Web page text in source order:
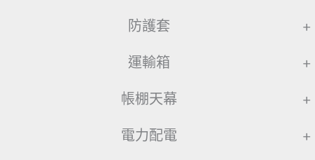
防護套 +
運輸箱 +
帳棚天幕 +
電力配電 +